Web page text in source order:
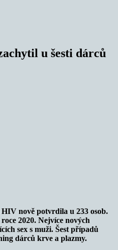
u šesti dárců
nově potvrdila u 233 osob.
2020. Nejvíce nových
sex s muži. Šest případů
dárců krve a plazmy.